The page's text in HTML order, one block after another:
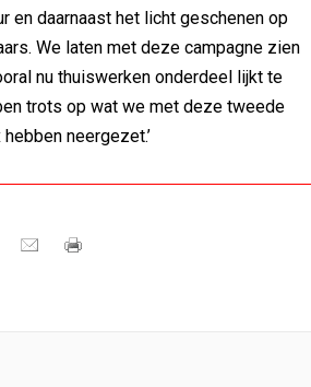
en daarnaast het licht geschenen op
We laten met deze campagne zien
nu thuiswerken onderdeel lijkt te
trots op wat we met deze tweede
neergezet.’